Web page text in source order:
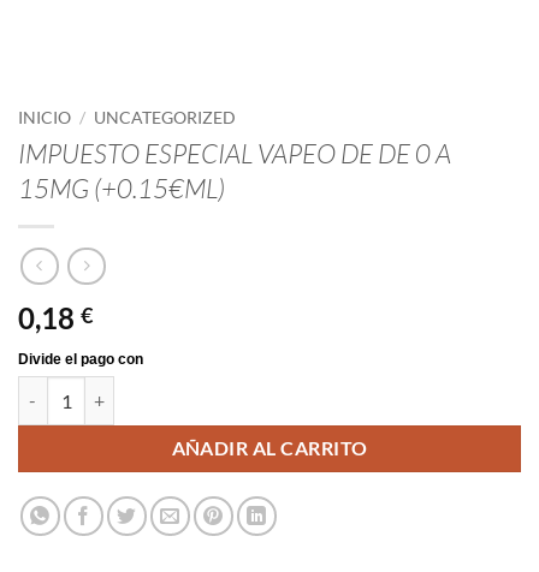
INICIO / UNCATEGORIZED
IMPUESTO ESPECIAL VAPEO DE DE 0 A
15MG (+0.15€ML)
0,18 €
AÑADIR AL CARRITO